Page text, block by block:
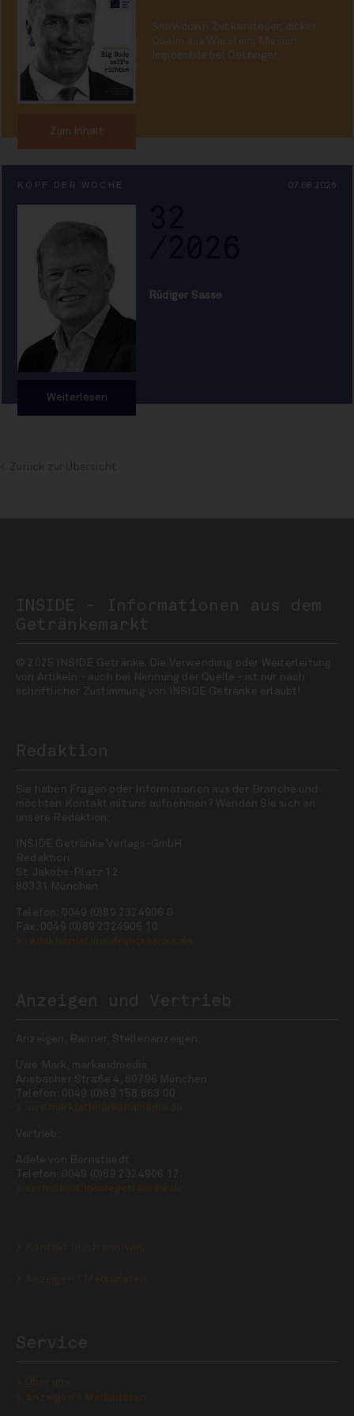
Showdown Zuckersteuer, dicker
Qualm aus Warstein, Mission
Impossible bei Oettinger
Zum Inhalt
KOPF DER WOCHE 07.08.2026
Rüdiger Sasse
Weiterlesen
INSIDE - Informationen aus dem
Getränkemarkt
© 2025 INSIDE Getränke. Die Verwendung oder Weiterleitung
von Artikeln - auch bei Nennung der Quelle - ist nur nach
schriftlicher Zustimmung von INSIDE Getränke erlaubt!
Redaktion
Sie haben Fragen oder Informationen aus der Branche und
möchten Kontakt mit uns aufnehmen? Wenden Sie sich an
unsere Redaktion:
INSIDE Getränke Verlags-GmbH
Redaktion
St. Jakobs-Platz 12
80331 München
Telefon: 0049 (0)89 2324906 0
Fax: 0049 (0)89 2324906 10
Anzeigen und Vertrieb
Anzeigen, Banner, Stellenanzeigen:
Uwe Mark, markandmedia
Ansbacher Straße 4, 80796 München
Telefon: 0049 (0)89 158 863 00
Vertrieb:
Adele von Bornstaedt
Telefon: 0049 (0)89 2324906 12
Service